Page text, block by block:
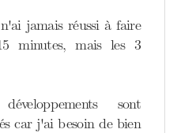
jamais réussi à faire
minutes, mais les 3
sont
car j'ai besoin de bien